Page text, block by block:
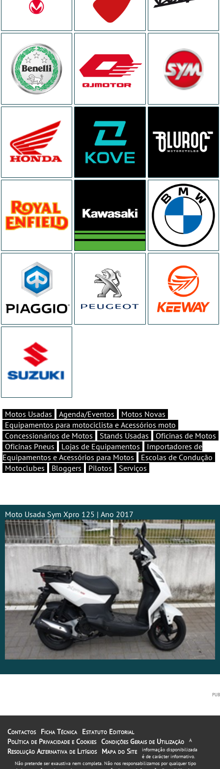
Motos Usadas Agenda/Eventos
Motos Novas
Equipamentos para motociclista e Acessórios moto
Concessionários de Motos
Stands Usadas
Oficinas de Motos
Oficinas Pneus
Lojas de Equipamentos
Importadores de
Equipamentos e Acessórios para Motos
Escolas de Condução
Motoclubes
Bloggers Pilotos Serviços
Moto Usada Sym Xpro 125 | Ano 2017
Contactos Ficha Técnica
Estatuto Editorial
Política de Privacidade e Cookies Condições Gerais de Utilização
Resolução Alternativa de Litígios
Mapa do Site
A
informação disponibilizada
é de carácter informativo.
Não pretende ser exaustiva nem completa. Não nos responsabilizamos por qualquer tipo